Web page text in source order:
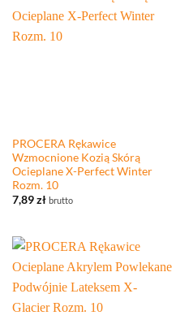
PROCERA Rękawice
Wzmocnione Kozią Skórą
Ocieplane X-Perfect Winter
Rozm. 10
7,89zł brutto